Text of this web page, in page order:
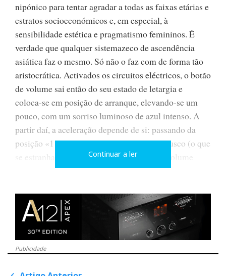
nipónico para tentar agradar a todas as faixas etárias e
estratos socioeconómicos e, em especial, à
sensibilidade estética e pragmatismo femininos. É
verdade que qualquer sistemazeco de ascendência
asiática faz o mesmo. Só não o faz com de forma tão
aristocrática. Activados os circuitos eléctricos, o botão
de volume sai então do seu estado de letargia e
coloca-se em posição de arranque, elevando-se um
pouco, com um sorriso luminoso de azul intenso. A
partir daí, a aceleração depende de si: passando da
posição «11 horas» o ganho é um pouco brusco (o que
se estranha tratando-se de um controlo de volume
analógico com processamento digital). A não ser que
entrou em acção?...
A tampa transparente abre-se deslizando suavemente
como a carlinga de um avião de caça, primeiro de
Continuar a ler
Publicidade